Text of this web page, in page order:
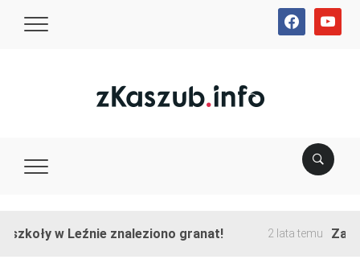
facebookyoutube
w Leźnie znaleziono granat! 2 lata temu